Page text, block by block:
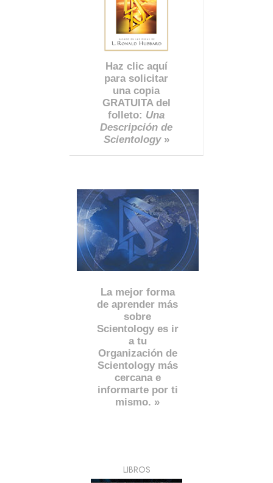
Haz clic aquí
para solicitar
una copia
GRATUITA del
folleto: Una
Descripción de
Scientology»
La mejor forma
de aprender más
sobre
Scientology es ir
a tu
Organización de
Scientology más
cercana e
informarte por ti
mismo. »
LIBROS